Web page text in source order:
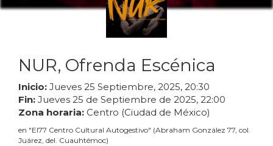
NUR, Ofrenda Escénica
Inicio: Jueves 25 Septiembre, 2025, 20:30
Fin: Jueves 25 de Septiembre de 2025, 22:00
Zona horaria: Centro (Ciudad de México)
en "El77 Centro Cultural Autogestivo" (Abraham González 77, col.
Juárez, del. Cuauhtémoc)